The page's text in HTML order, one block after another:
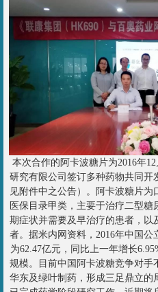
本次合作的阿卡波糖片为2016年
研究有限公司签订多种药物共同
见附件中之公告）。阿卡波糖片
医保目录甲类，主要于治疗二型
期症状并需要及早治疗的患者，以
者。据米内网资料，2016年中国
为62.47亿元，同比上一年增长
规模。目前中国阿卡波糖竞争对手
华东及绿叶制药，形成三足鼎立